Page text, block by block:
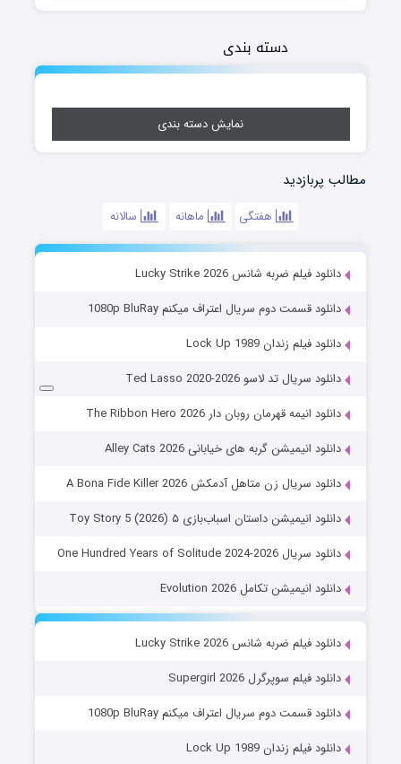
دسته بندی
نمایش دسته بندی
مطالب پربازدید
هفتگی ماهانه سالانه
دانلود فیلم ضربه شانس Lucky Strike 2026
دانلود قسمت دوم سریال اعتراف میکنم 1080p BluRay
دانلود فیلم زندان Lock Up 1989
دانلود سریال تد لاسو Ted Lasso 2020-2026
دانلود انیمه قهرمان روبان دار The Ribbon Hero 2026
دانلود انیمیشن گربه های خیابانی Alley Cats 2026
دانلود سریال زن متاهل آدمکش A Bona Fide Killer 2026
دانلود انیمیشن داستان اسباب‌بازی ۵ Toy Story 5 (2026)
دانلود سریال One Hundred Years of Solitude 2024-2026
دانلود انیمیشن تکامل Evolution 2026
دانلود فیلم ضربه شانس Lucky Strike 2026
دانلود فیلم سوپرگرل Supergirl 2026
دانلود قسمت دوم سریال اعتراف میکنم 1080p BluRay
دانلود فیلم زندان Lock Up 1989